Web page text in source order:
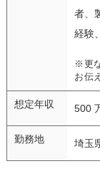
者、
経験
※更
お伝
想定年収 500
勤務地 埼玉